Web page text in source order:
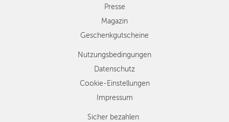
Presse
Magazin
Geschenkgutscheine
Nutzungsbedingungen
Datenschutz
Cookie-Einstellungen
Impressum
Sicher bezahlen